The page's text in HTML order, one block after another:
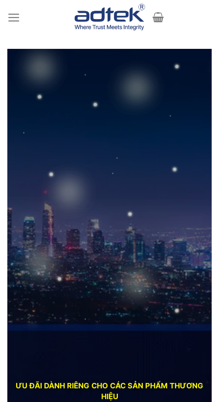
Thời gian áp dụng: 10/10/2025 – 30/11/2025
Freeship tất cả đơn hàng từ 5 triệu trở lên (chưa VAT) trong bán
kính 15km từ kho AD.TEK
Không áp dụng đồng thời với các chương trình giảm giá/khuyến
mại khác
Nhân dịp 15 năm thành lập, AD.TEK triển khai chương trình
khuyến mại đặc biệt dành cho Quý khách hàng
NHẬN ƯU ĐÃI NGAY!
ƯU ĐÃI DÀNH RIÊNG CHO CÁC SẢN PHẨM THƯƠNG
HIỆU